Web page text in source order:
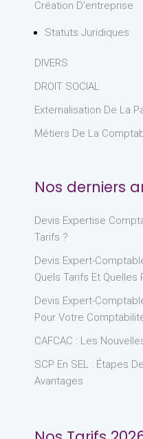
Création D'entreprise
Statuts Juridiques
DIVERS
DROIT SOCIAL
Externalisation De La
Métiers De La
Nos derniers
Devis Expertise
Tarifs ?
Devis Expert-
Quels Tarifs Et
Devis Expert-
Pour Votre
CAFCAC : Les
SCP En SEL : Étapes
Avantages